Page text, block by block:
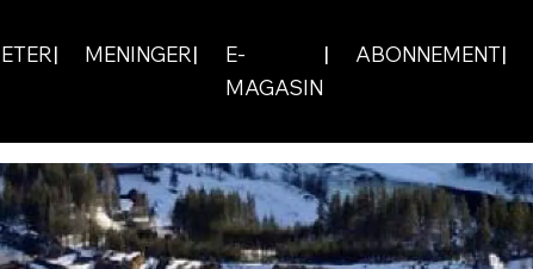
MENINGER
E-
MAGASIN
ABONNEMENT